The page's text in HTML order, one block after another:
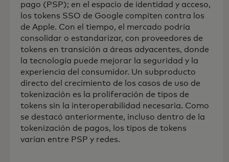
pago (PSP); en el espacio de identidad y acceso,
los tokens SSO de Google compiten contra los
de Apple. Con el tiempo, el mercado podría
consolidar o estandarizar, con proveedores de
tokens en transición a áreas adyacentes, donde
la tecnología puede mejorar la seguridad y la
experiencia del consumidor. Un subproducto
directo del crecimiento de los casos de uso de
tokenización es la proliferación de tipos de
tokens sin la interoperabilidad necesaria. Como
se destacó anteriormente, incluso dentro de la
tokenización de pagos, los tipos de tokens
varían entre PSP y redes.